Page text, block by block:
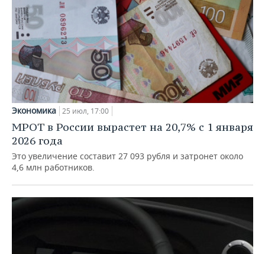
Экономика 25 июл, 17:00
МРОТ в России вырастет на 20,7% с 1 января
2026 года
Это увеличение составит 27 093 рубля и затронет около
4,6 млн работников.